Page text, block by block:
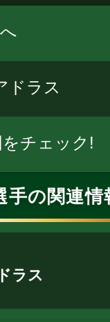
ドラス
チェック!
手の関連情
ラス